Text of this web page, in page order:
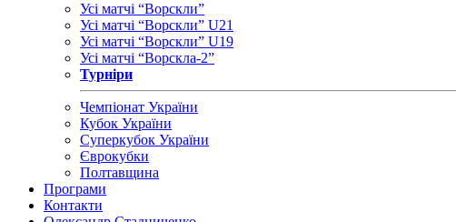
Усі матчі “Ворскли”
Усі матчі “Ворскли” U21
Усі матчі “Ворскли” U19
Усі матчі “Ворскла-2”
Турніри
Чемпіонат України
Кубок України
Суперкубок України
Єврокубки
Полтавщина
Програми
Контакти